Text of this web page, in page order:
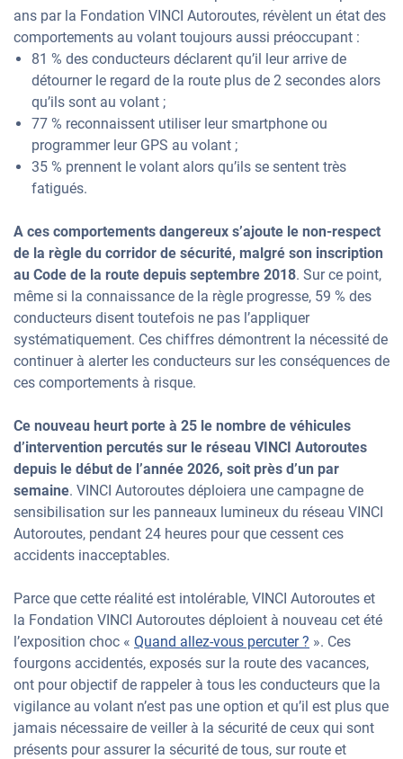
ans par la Fondation VINCI Autoroutes, révèlent un état des
comportements au volant toujours aussi préoccupant :
81 % des conducteurs déclarent qu’il leur arrive de
détourner le regard de la route plus de 2 secondes alors
qu’ils sont au volant ;
77 % reconnaissent utiliser leur smartphone ou
programmer leur GPS au volant ;
35 % prennent le volant alors qu’ils se sentent très
fatigués.
A ces comportements dangereux s’ajoute le non-respect
de la règle du corridor de sécurité, malgré son inscription
au Code de la route depuis septembre 2018. Sur ce point,
même si la connaissance de la règle progresse, 59 % des
conducteurs disent toutefois ne pas l’appliquer
systématiquement. Ces chiffres démontrent la nécessité de
continuer à alerter les conducteurs sur les conséquences de
ces comportements à risque.
Ce nouveau heurt porte à 25 le nombre de véhicules
d’intervention percutés sur le réseau VINCI Autoroutes
depuis le début de l’année 2026, soit près d’un par
semaine. VINCI Autoroutes déploiera une campagne de
sensibilisation sur les panneaux lumineux du réseau VINCI
Autoroutes, pendant 24 heures pour que cessent ces
accidents inacceptables.
Parce que cette réalité est intolérable, VINCI Autoroutes et
la Fondation VINCI Autoroutes déploient à nouveau cet été
l’exposition choc « Quand allez-vous percuter ? ». Ces
fourgons accidentés, exposés sur la route des vacances,
ont pour objectif de rappeler à tous les conducteurs que la
vigilance au volant n’est pas une option et qu’il est plus que
jamais nécessaire de veiller à la sécurité de ceux qui sont
présents pour assurer la sécurité de tous, sur route et